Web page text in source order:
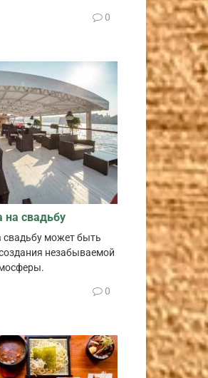
0
на свадьбу
свадьбу может быть
незабываемой
0